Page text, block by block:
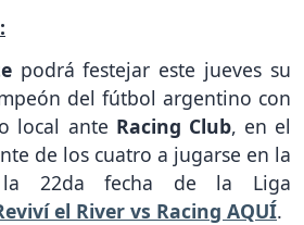
podrá festejar este jueves su
del fútbol argentino con
local ante Racing Club, en el
de los cuatro a jugarse en la
la 22da fecha de la Liga
el River vs Racing AQUÍ.